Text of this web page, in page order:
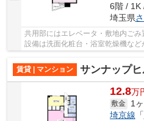
6階 / 1K
埼玉県
共用部にはエレベータ・敷地内ご
設備は洗面化粧台・浴室乾燥機など
すいお部屋になります。セキュリテ
賃貸 | マンション
サンナップ
12.8万
敷金 1
埼京線 「